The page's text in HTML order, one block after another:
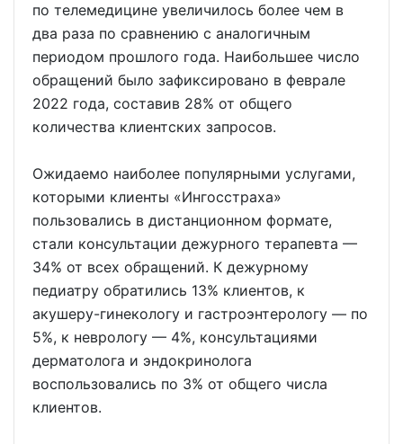
по телемедицине увеличилось более чем в
два раза по сравнению с аналогичным
периодом прошлого года. Наибольшее число
обращений было зафиксировано в феврале
2022 года, составив 28% от общего
количества клиентских запросов.
Ожидаемо наиболее популярными услугами,
которыми клиенты «Ингосстраха»
пользовались в дистанционном формате,
стали консультации дежурного терапевта —
34% от всех обращений. К дежурному
педиатру обратились 13% клиентов, к
акушеру-гинекологу и гастроэнтерологу — по
5%, к неврологу — 4%, консультациями
дерматолога и эндокринолога
воспользовались по 3% от общего числа
клиентов.